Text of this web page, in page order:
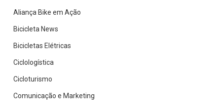
Florianópolis
Aliança Bike em Ação
Bicicleta News
Bicicletas Elétricas
Ciclologística
Cicloturismo
Comunicação e Marketing